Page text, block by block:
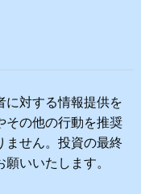
に対する情報提供を
その他の行動を推奨
ません。投資の最終
いいたします。